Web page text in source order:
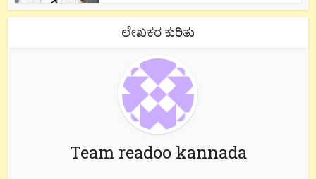
ಲೇಖಕರ ಕುರಿತು
Team readoo kannada